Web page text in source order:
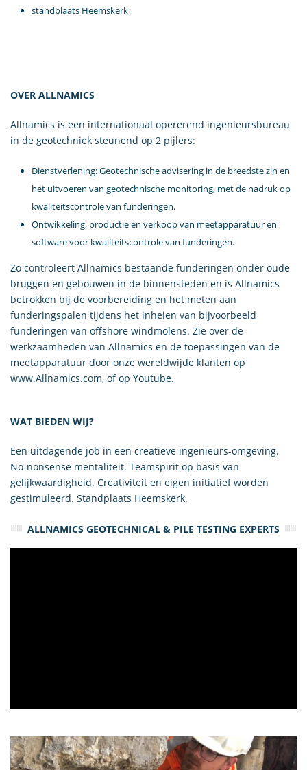
standplaats Heemskerk
OVER ALLNAMICS
Allnamics is een internationaal opererend ingenieursbureau
in de geotechniek steunend op 2 pijlers:
Dienstverlening: Geotechnische advisering in de breedste zin en
het uitvoeren van geotechnische monitoring, met de nadruk op
kwaliteitscontrole van funderingen.
Ontwikkeling, productie en verkoop van meetapparatuur en
software voor kwaliteitscontrole van funderingen.
Zo controleert Allnamics bestaande funderingen onder oude
bruggen en gebouwen in de binnensteden en is Allnamics
betrokken bij de voorbereiding en het meten aan
funderingspalen tijdens het inheien van bijvoorbeeld
funderingen van offshore windmolens. Zie over de
werkzaamheden van Allnamics en de toepassingen van de
meetapparatuur door onze wereldwijde klanten op
www.Allnamics.com, of op Youtube.
WAT BIEDEN WIJ?
Een uitdagende job in een creatieve ingenieurs-omgeving.
No-nonsense mentaliteit. Teamspirit op basis van
gelijkwaardigheid. Creativiteit en eigen initiatief worden
gestimuleerd. Standplaats Heemskerk.
ALLNAMICS GEOTECHNICAL & PILE TESTING EXPERTS